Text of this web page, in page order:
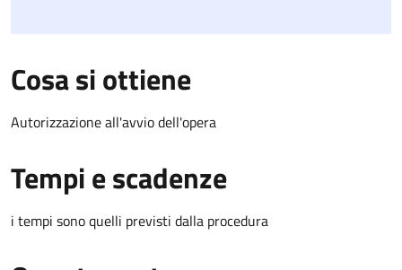
Cosa si ottiene
Autorizzazione all'avvio dell'opera
Tempi e scadenze
i tempi sono quelli previsti dalla procedura